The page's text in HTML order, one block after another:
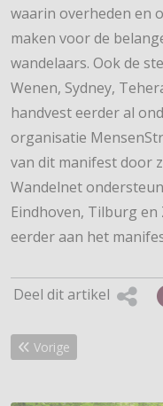
waarin overheden en
maken voor de
wandelaars. Ook de
Wenen, Sydney,
handvest eerder al
organisatie
van dit manifest door
Wandelnet
Eindhoven, Tilburg
eerder aan het
Deel dit artikel
Vorig artikel: Meer
Vorige